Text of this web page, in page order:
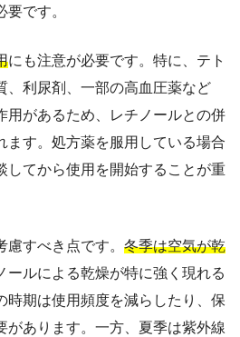
です。
にも注意が必要です。特に、テト
、利尿剤、一部の高血圧薬など
用があるため、レチノールとの併
ます。処方薬を服用している場合
してから使用を開始することが重
すべき点です。 冬季は空気が乾
ールによる乾燥が特に強く現れる
時期は使用頻度を減らしたり、保
があります。一方、夏季は紫外線